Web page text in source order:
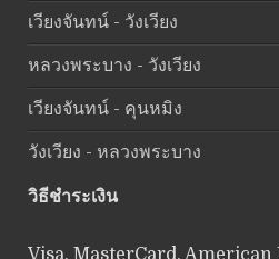
เวียงจันทน์ - วังเวียง
หลวงพระบาง - วังเวียง
เวียงจันทน์ - คุนหมิง
วังเวียง - หลวงพระบาง
วิธีชำระเงิน
Visa, MasterCard, American